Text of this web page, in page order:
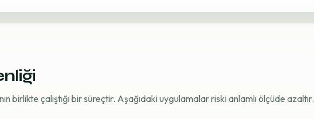
birlikte çalıştığı bir süreçtir. Aşağıdaki uygulamalar riski anlamlı ölçüde azaltır.